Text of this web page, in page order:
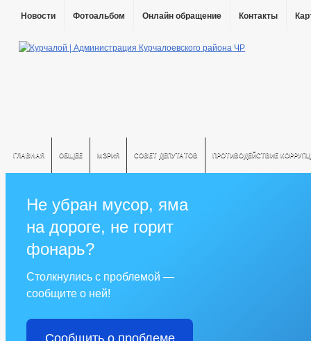
Новости Фотоальбом Онлайн обращение Контакты
ГЛАВНАЯ ОБЩЕЕ МЭРИЯ СОВЕТ ДЕПУТАТОВ ПРОТИВОДЕЙСТВИЕ
Не убран мусор, яма
на дороге, не горит
фонарь?
Столкнулись с проблемой —
сообщите о ней!
Сообщить о проблеме